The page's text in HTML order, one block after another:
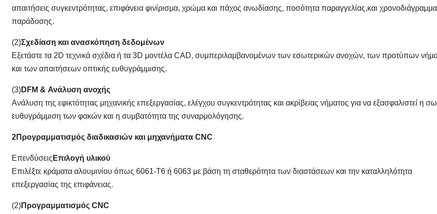
απαιτήσεις συγκεντρότητας, επιφάνεια φινίρισμα, χρώμα και πάχος ανωδίασης, ποσότητα παραγγελίας,και χρονοδιάγραμμα
παράδοσης.
(2)Σχεδίαση και ανασκόπηση δεδομένων
Εξετάστε τα 2D τεχνικά σχέδια ή τα 3D μοντέλα CAD, συμπεριλαμβανομένων των εσωτερικών ανοχών, των προτύπων
και των απαιτήσεων οπτικής ευθυγράμμισης.
(3)DFM & Ανάλυση ανοχής
Ανάλυση της εφικτότητας μηχανικής επεξεργασίας, ελέγχου συγκεντρότητας και ακρίβειας νήματος για να εξασφαλιστεί η
ευθυγράμμιση των φακών και η συμβατότητα της συναρμολόγησης.
2Προγραμματισμός διαδικασιών και μηχανήματα CNC
Επενδύσεις Επιλογή υλικού
Επιλέξτε κράματα αλουμινίου όπως 6061-T6 ή 6063 με βάση τη σταθερότητα των διαστάσεων και την καταλληλότητα
επεξεργασίας της επιφάνειας.
(2)Προγραμματισμός CNC